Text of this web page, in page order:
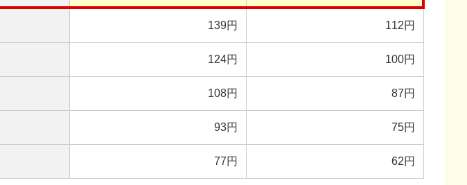
139円 112円
124円 100円
108円 87円
93円 75円
77円 62円